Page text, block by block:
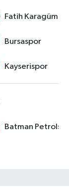
Fatih Karagümrük
Bursaspor
Kayserispor
Batman